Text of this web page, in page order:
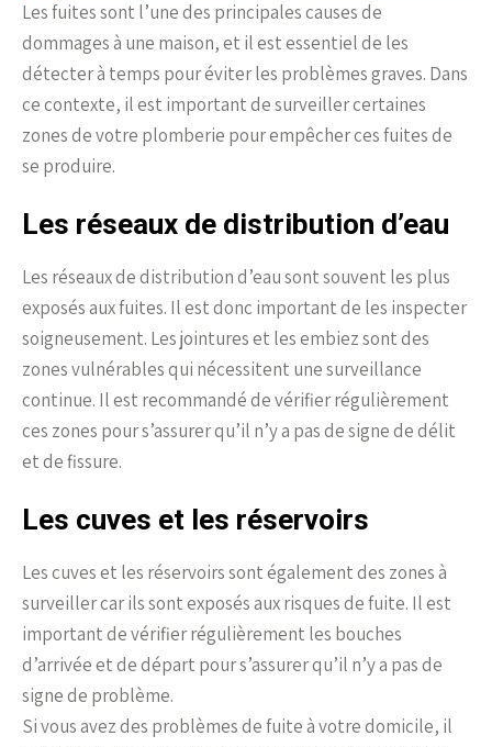
Les fuites sont l’une des principales causes de
dommages à une maison, et il est essentiel de les
détecter à temps pour éviter les problèmes graves. Dans
ce contexte, il est important de surveiller certaines
zones de votre plomberie pour empêcher ces fuites de
se produire.
Les réseaux de distribution d’eau
Les réseaux de distribution d’eau sont souvent les plus
exposés aux fuites. Il est donc important de les inspecter
soigneusement. Les jointures et les embiez sont des
zones vulnérables qui nécessitent une surveillance
continue. Il est recommandé de vérifier régulièrement
ces zones pour s’assurer qu’il n’y a pas de signe de délit
et de fissure.
Les cuves et les réservoirs
Les cuves et les réservoirs sont également des zones à
surveiller car ils sont exposés aux risques de fuite. Il est
important de vérifier régulièrement les bouches
d’arrivée et de départ pour s’assurer qu’il n’y a pas de
signe de problème.
Si vous avez des problèmes de fuite à votre domicile, il